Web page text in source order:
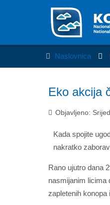
Naslovnica
Eko akcija
Objavljeno:
Kada spojite
nakratko
Rano ujutro dana
nasmijanim licima
zapletenih konopa